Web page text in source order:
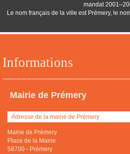
Informations
Mairie de Prémery
Adresse de la mairie de Prémery
Mairie de Prémery
Place de la Mairie
58700 - Prémery
mandat
Le nom français de la ville est Prémery, le